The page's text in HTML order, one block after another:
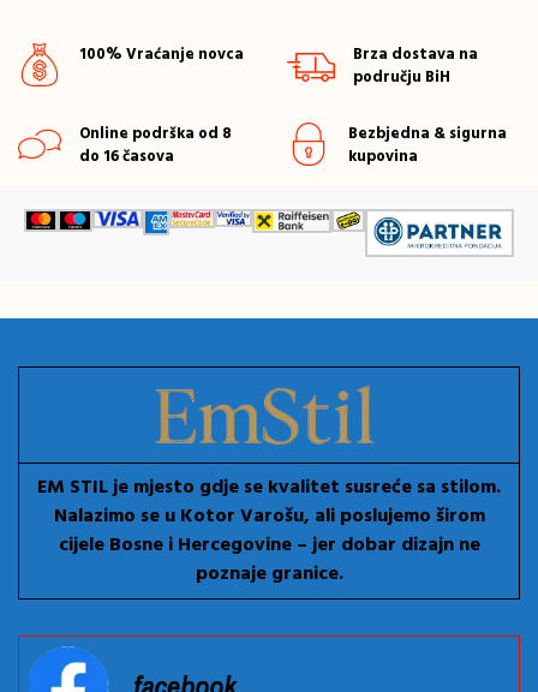
100% Vraćanje novca
Brza dostava na
području BiH
Online podrška od 8
do 16 časova
Bezbjedna & sigurna
kupovina
EM STIL je mjesto gdje se kvalitet susreće sa stilom.
Nalazimo se u Kotor Varošu, ali poslujemo širom
cijele Bosne i Hercegovine – jer dobar dizajn ne
poznaje granice.